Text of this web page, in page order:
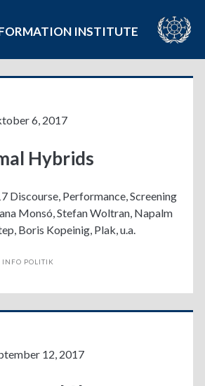
INSTITUTE
span>
6, 2017
Hybrids
Discourse, Performance, Screening
Monsó, Stefan Woltran, Napalm
Boris Kopeinig, Plak, u.a.
INFO POLITIK
12, 2017